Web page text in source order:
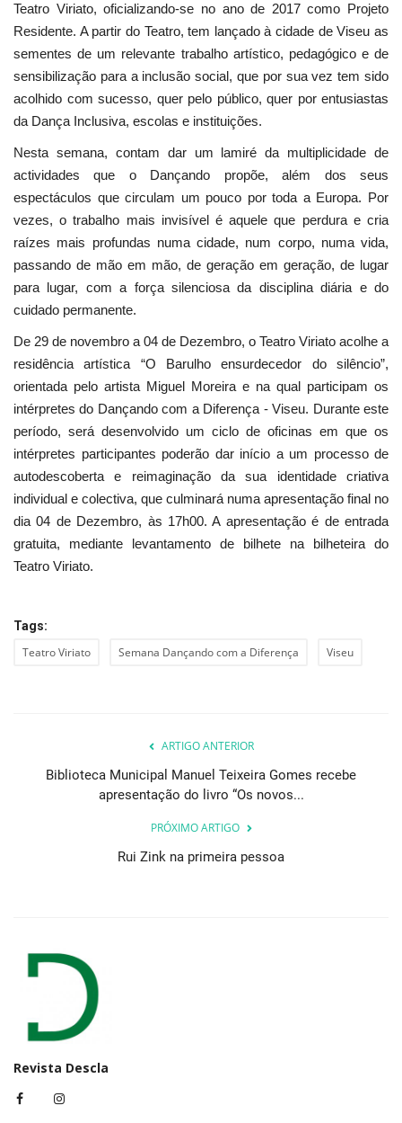
Ambiente
Teatro Viriato, oficializando-se no ano de 2017 como Projeto
Residente. A partir do Teatro, tem lançado à cidade de Viseu as
sementes de um relevante trabalho artístico, pedagógico e de
sensibilização para a inclusão social, que por sua vez tem sido
acolhido com sucesso, quer pelo público, quer por entusiastas
da Dança Inclusiva, escolas e instituições.
Nesta semana, contam dar um lamiré da multiplicidade de
actividades que o Dançando propõe, além dos seus
espectáculos que circulam um pouco por toda a Europa. Por
vezes, o trabalho mais invisível é aquele que perdura e cria
raízes mais profundas numa cidade, num corpo, numa vida,
passando de mão em mão, de geração em geração, de lugar
para lugar, com a força silenciosa da disciplina diária e do
cuidado permanente.
De 29 de novembro a 04 de Dezembro, o Teatro Viriato acolhe a
residência artística “O Barulho ensurdecedor do silêncio”,
orientada pelo artista Miguel Moreira e na qual participam os
intérpretes do Dançando com a Diferença - Viseu. Durante este
período, será desenvolvido um ciclo de oficinas em que os
intérpretes participantes poderão dar início a um processo de
autodescoberta e reimaginação da sua identidade criativa
individual e colectiva, que culminará numa apresentação final no
dia 04 de Dezembro, às 17h00. A apresentação é de entrada
gratuita, mediante levantamento de bilhete na bilheteira do
Teatro Viriato.
Tags:
Teatro Viriato Semana Dançando com a Diferença Viseu
ARTIGO ANTERIOR
Biblioteca Municipal Manuel Teixeira Gomes recebe
apresentação do livro “Os novos...
PRÓXIMO ARTIGO
Rui Zink na primeira pessoa
Revista Descla